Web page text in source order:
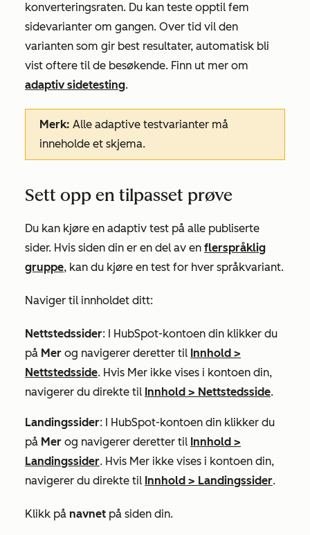
konverteringsraten. Du kan teste opptil fem
sidevarianter om gangen. Over tid vil den
varianten som gir best resultater, automatisk bli
vist oftere til de besøkende. Finn ut mer om
adaptiv sidetesting.
Merk: Alle adaptive testvarianter må
inneholde et skjema.
Sett opp en tilpasset prøve
Du kan kjøre en adaptiv test på alle publiserte
sider. Hvis siden din er en del av en flerspråklig
gruppe, kan du kjøre en test for hver språkvariant.
Naviger til innholdet ditt:
Nettstedssider: I HubSpot-kontoen din klikker du
på Mer og navigerer deretter til Innhold >
Nettstedsside. Hvis Mer ikke vises i kontoen din,
navigerer du direkte til Innhold > Nettstedsside.
Landingssider: I HubSpot-kontoen din klikker du
på Mer og navigerer deretter til Innhold >
Landingssider. Hvis Mer ikke vises i kontoen din,
navigerer du direkte til Innhold > Landingssider.
Klikk på navnet på siden din.